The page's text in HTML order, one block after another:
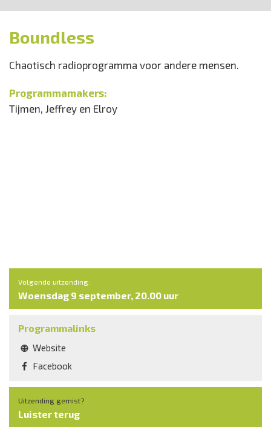
Boundless
Chaotisch radioprogramma voor andere mensen.
Programmamakers:
Tijmen, Jeffrey en Elroy
Volgende uitzending:
Woensdag 9 september, 20.00 uur
Programmalinks
Website
Facebook
Uitzending gemist?
Luister terug